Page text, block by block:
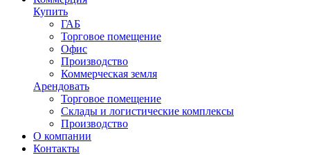
Купить
ГАБ
Торговое помещение
Офис
Производство
Коммерческая земля
Арендовать
Торговое помещение
Склады и логистические комплексы
Производство
О компании
Контакты